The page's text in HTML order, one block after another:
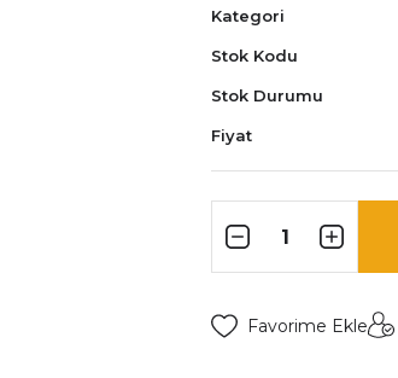
Kategori
Stok Kodu
Stok Durumu
Fiyat